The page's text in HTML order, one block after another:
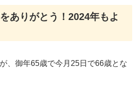
ありがとう！2024年もよ
、御年65歳で今月25日で66歳とな